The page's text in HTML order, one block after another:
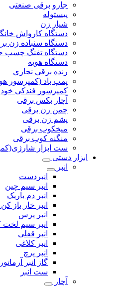
جارو برقی صنعتی
پیستوله
شیار زن
دستگاه کارواش
دستگاه سنباده زن
دستگاه تفنگ چسب
دستگاه هویه
رنده برقی نجاری
پمپ باد (کمپرسور
کمپرسور فندکی
آچار بکس برقی
چمن زن برقی
پشم زن برقی
میخکوب برقی
منگنه کوب برقی
ست ابزار
ابزار دستی
انبر
انبردست
انبر سیم چین
انبر دم باریک
انبر خار باز
انبر پرس
انبر سیم لخت
انبر قفلی
انبر کلاغی
انبر پرچ
گاز انبر
ست انبر
آچار